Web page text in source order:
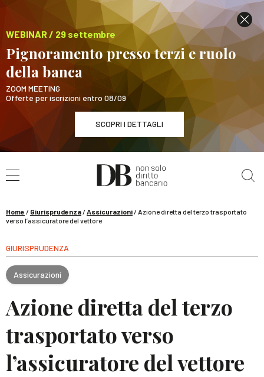
WEBINAR / 29 settembre
Pignoramento presso terzi e ruolo
della banca
ZOOM MEETING
Offerte per iscrizioni entro 08/09
SCOPRI I DETTAGLI
WEBINAR / 29 settembre
Pignoramento presso terzi e ruolo della banca
Home / Giurisprudenza/Assicurazioni/Azione diretta del terzo trasportato
verso l’assicuratore del vettore
GIURISPRUDENZA
Assicurazioni
Azione diretta del terzo
trasportato verso
l’assicuratore del vettore